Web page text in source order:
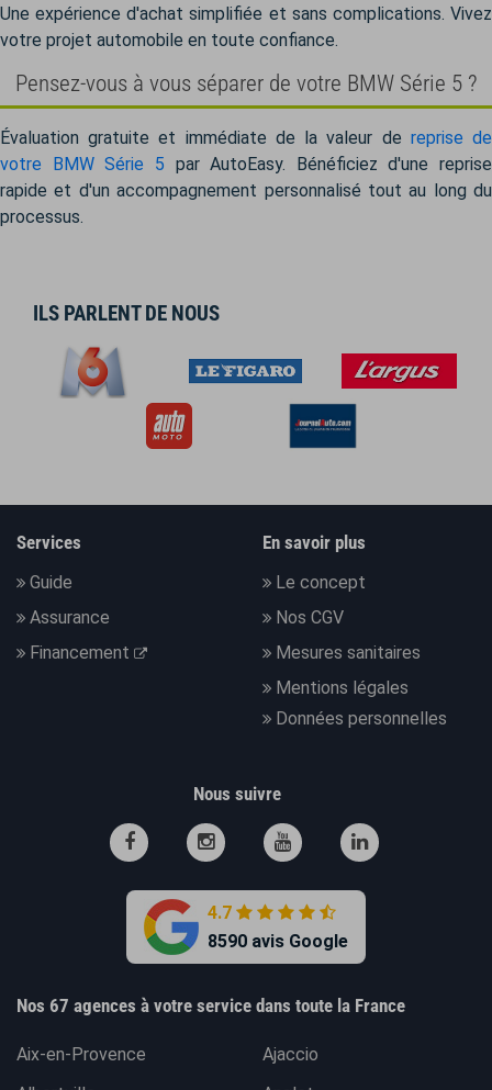
Une expérience d'achat simplifiée et sans complications. Vivez
votre projet automobile en toute confiance.
Pensez-vous à vous séparer de votre BMW Série 5 ?
Évaluation gratuite et immédiate de la valeur de reprise de
votre BMW Série 5 par AutoEasy. Bénéficiez d'une reprise
rapide et d'un accompagnement personnalisé tout au long du
processus.
ILS PARLENT DE NOUS
Services
Guide
Assurance
Financement
En savoir plus
Le concept
Nos CGV
Mesures sanitaires
Mentions légales
Données personnelles
Nous suivre
4.7
8590 avis Google
Nos 67 agences à votre service dans toute la France
Aix-en-Provence
Ajaccio